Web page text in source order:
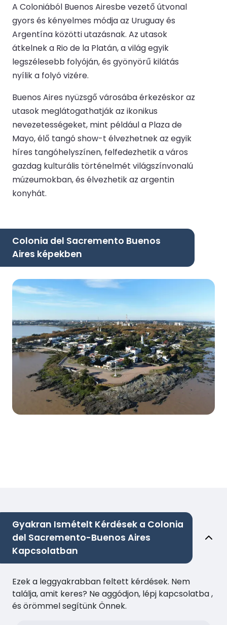
A Coloniából Buenos Airesbe vezető útvonal
gyors és kényelmes módja az Uruguay és
Argentína közötti utazásnak. Az utasok
átkelnek a Rio de la Platán, a világ egyik
legszélesebb folyóján, és gyönyörű kilátás
nyílik a folyó vizére.
Buenos Aires nyüzsgő városába érkezéskor az
utasok meglátogathatják az ikonikus
nevezetességeket, mint például a Plaza de
Mayo, élő tangó show-t élvezhetnek az egyik
híres tangóhelyszínen, felfedezhetik a város
gazdag kulturális történelmét világszínvonalú
múzeumokban, és élvezhetik az argentin
konyhát.
Colonia del Sacremento Buenos
Aires képekben
Gyakran Ismételt Kérdések a Colonia
del Sacremento-Buenos Aires
Kapcsolatban
Ezek a leggyakrabban feltett kérdések. Nem
találja, amit keres? Ne aggódjon, lépj kapcsolatba ,
és örömmel segítünk Önnek.